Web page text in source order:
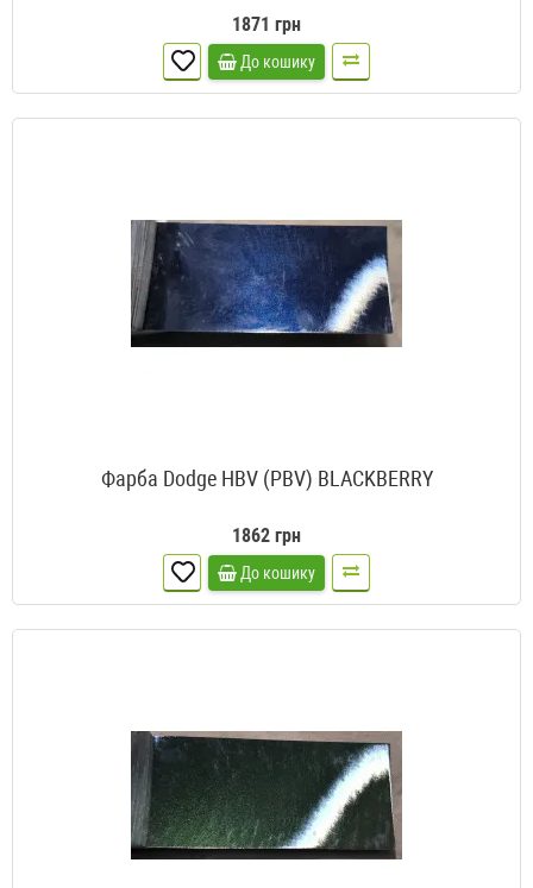
1871 грн
До кошику
Фарба Dodge HBV (PBV) BLACKBERRY
1862 грн
До кошику